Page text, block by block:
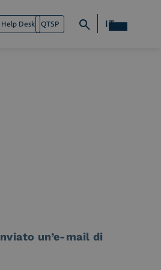
Help Desk QTSP IT
un’e-mail di